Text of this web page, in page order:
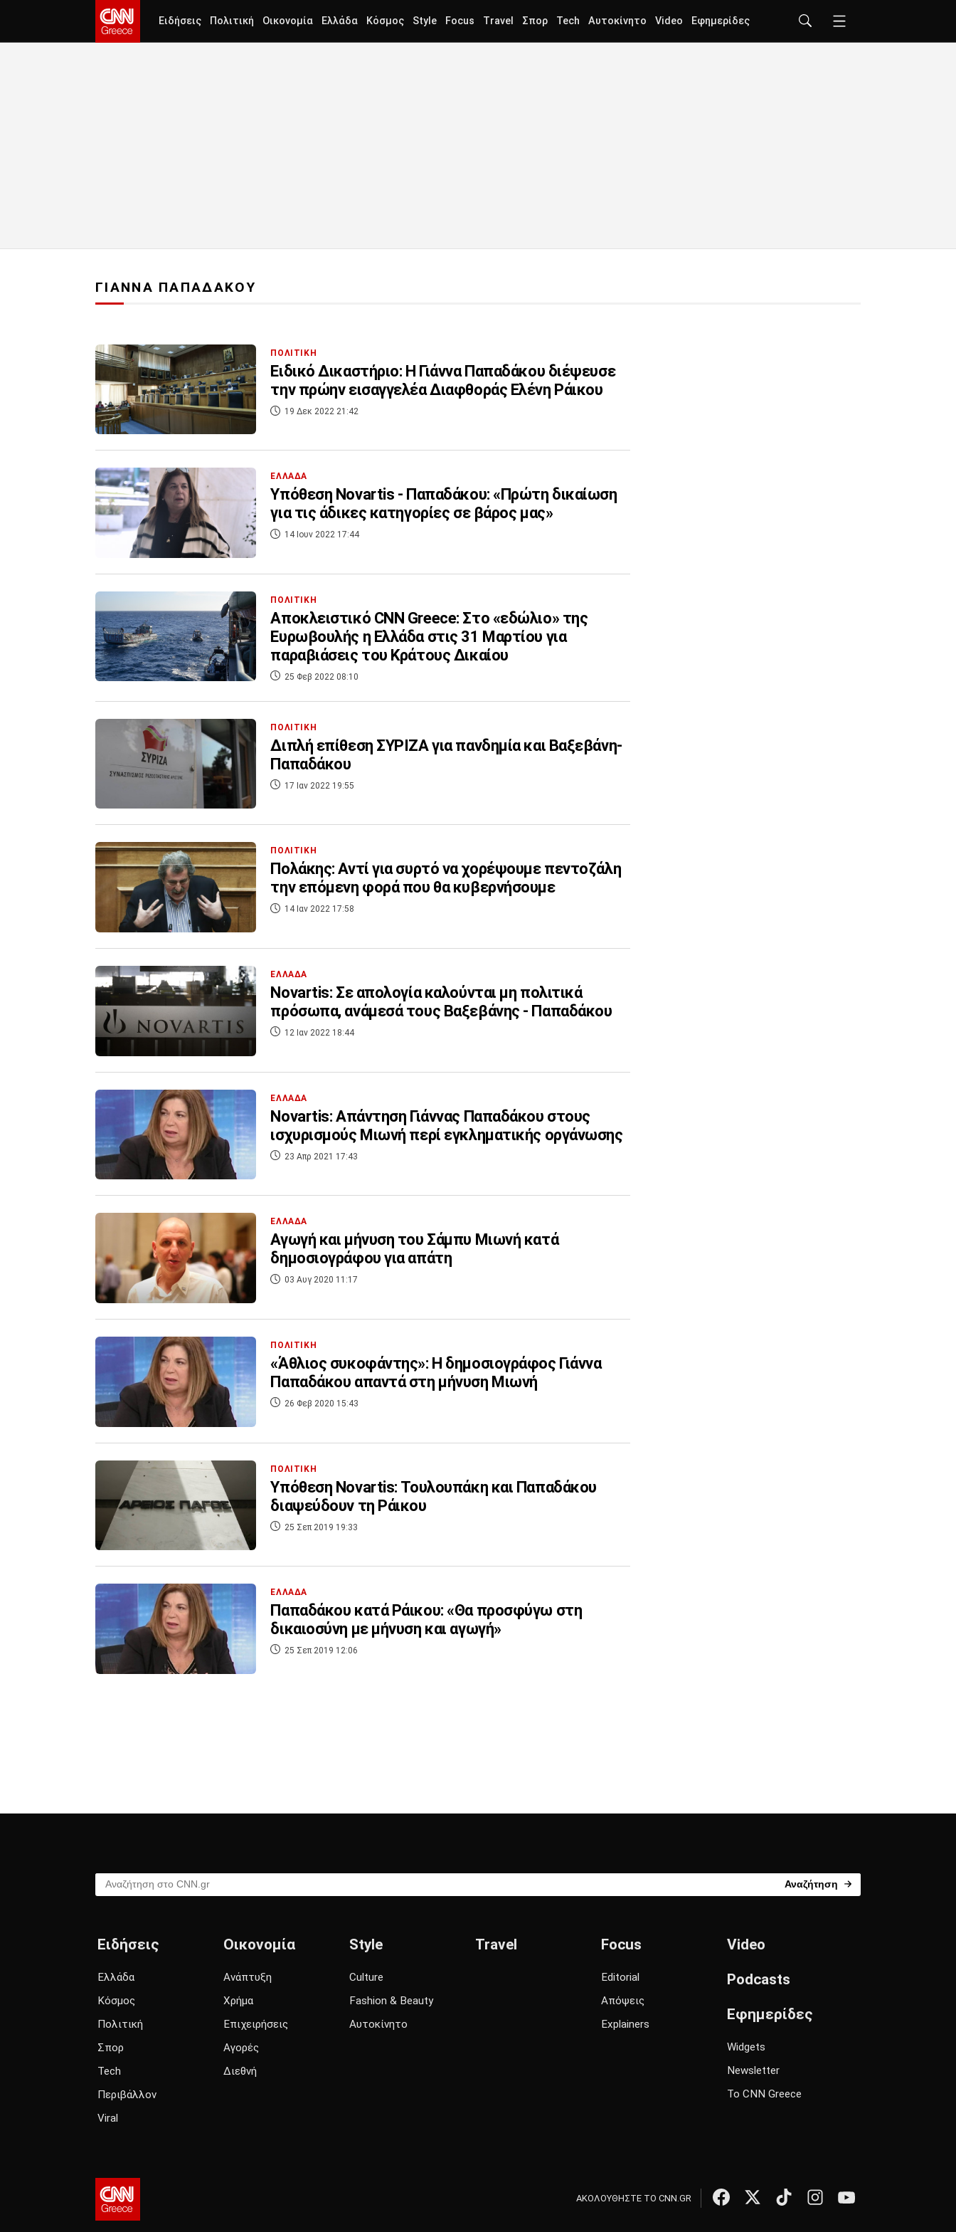
Ειδήσεις Πολιτική Οικονομία Ελλάδα Κόσμος Style Focus Travel Σπορ Tech Αυτοκίνητο Video Εφημερίδες
ΓΙΑΝΝΑ ΠΑΠΑΔΑΚΟΥ
ΠΟΛΙΤΙΚΗ
Ειδικό Δικαστήριο: Η Γιάννα Παπαδάκου διέψευσε
την πρώην εισαγγελέα Διαφθοράς Ελένη Ράικου
19 Δεκ 2022 21:42
ΕΛΛΑΔΑ
Υπόθεση Novartis - Παπαδάκου: «Πρώτη δικαίωση
για τις άδικες κατηγορίες σε βάρος μας»
14 Ιουν 2022 17:44
ΠΟΛΙΤΙΚΗ
Αποκλειστικό CNN Greece: Στο «εδώλιο» της
Ευρωβουλής η Ελλάδα στις 31 Μαρτίου για
παραβιάσεις του Κράτους Δικαίου
25 Φεβ 2022 08:10
ΠΟΛΙΤΙΚΗ
Διπλή επίθεση ΣΥΡΙΖΑ για πανδημία και Βαξεβάνη-
Παπαδάκου
17 Ιαν 2022 19:55
ΠΟΛΙΤΙΚΗ
Πολάκης: Αντί για συρτό να χορέψουμε πεντοζάλη
την επόμενη φορά που θα κυβερνήσουμε
14 Ιαν 2022 17:58
ΕΛΛΑΔΑ
Νovartis: Σε απολογία καλούνται μη πολιτικά
πρόσωπα, ανάμεσά τους Βαξεβάνης - Παπαδάκου
12 Ιαν 2022 18:44
ΕΛΛΑΔΑ
Novartis: Απάντηση Γιάννας Παπαδάκου στους
ισχυρισμούς Μιωνή περί εγκληματικής οργάνωσης
23 Απρ 2021 17:43
ΕΛΛΑΔΑ
Αγωγή και μήνυση του Σάμπυ Μιωνή κατά
δημοσιογράφου για απάτη
03 Αυγ 2020 11:17
ΠΟΛΙΤΙΚΗ
«Άθλιος συκοφάντης»: Η δημοσιογράφος Γιάννα
Παπαδάκου απαντά στη μήνυση Μιωνή
26 Φεβ 2020 15:43
ΠΟΛΙΤΙΚΗ
Υπόθεση Novartis: Τουλουπάκη και Παπαδάκου
διαψεύδουν τη Ράικου
25 Σεπ 2019 19:33
ΕΛΛΑΔΑ
Παπαδάκου κατά Ράικου: «Θα προσφύγω στη
δικαιοσύνη με μήνυση και αγωγή»
25 Σεπ 2019 12:06
Αναζήτηση στο CNN.gr Αναζήτηση
Ειδήσεις
Ελλάδα
Κόσμος
Πολιτική
Σπορ
Tech
Περιβάλλον
Viral
Οικονομία
Ανάπτυξη
Χρήμα
Επιχειρήσεις
Αγορές
Διεθνή
Style
Culture
Fashion & Beauty
Αυτοκίνητο
Travel Focus
Editorial
Απόψεις
Explainers
Video
Podcasts
Εφημερίδες
Widgets
Newsletter
Το CNN Greece
ΑΚΟΛΟΥΘΗΣΤΕ ΤΟ CNN.GR